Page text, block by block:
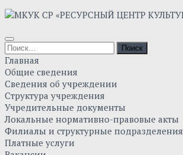
Главная
Общие сведения
Сведения об учреждении
Структура учреждения
Учредительные документы
Локальные нормативно-правовые акты
Филиалы и структурные подразделения
Платные услуги